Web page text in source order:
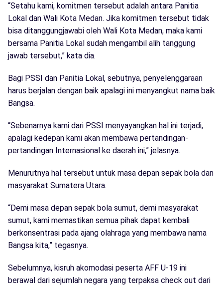
“Setahu kami, komitmen tersebut adalah antara Panitia
Lokal dan Wali Kota Medan. Jika komitmen tersebut tidak
bisa ditanggungjawabi oleh Wali Kota Medan, maka kami
bersama Panitia Lokal sudah mengambil alih tanggung
jawab tersebut,” kata dia.
Bagi PSSI dan Panitia Lokal, sebutnya, penyelenggaraan
harus berjalan dengan baik apalagi ini menyangkut nama baik
Bangsa.
“Sebenarnya kami dari PSSI menyayangkan hal ini terjadi,
apalagi kedepan kami akan membawa pertandingan-
pertandingan Internasional ke daerah ini,” jelasnya.
Menurutnya hal tersebut untuk masa depan sepak bola dan
masyarakat Sumatera Utara.
“Demi masa depan sepak bola sumut, demi masyarakat
sumut, kami memastikan semua pihak dapat kembali
berkonsentrasi pada ajang olahraga yang membawa nama
Bangsa kita,” tegasnya.
Sebelumnya, kisruh akomodasi peserta AFF U-19 ini
berawal dari sejumlah negara yang terpaksa check out dari